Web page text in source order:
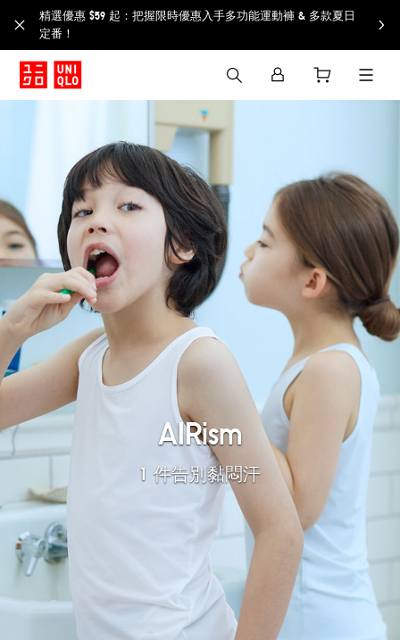
精選優惠 $59 起：把握限時優惠入手多功能運動褲 & 多款夏日
定番！​
AIRism
1 件告別黏悶汗